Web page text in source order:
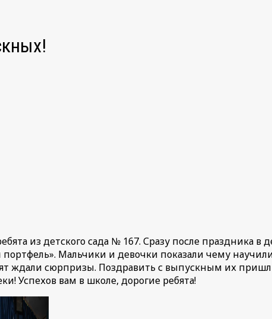
из детского сада № 167. Сразу после праздника в
Мальчики и девочки показали чему
ждали сюрпризы. Поздравить с выпускным их
Успехов вам в школе, дорогие ребята!